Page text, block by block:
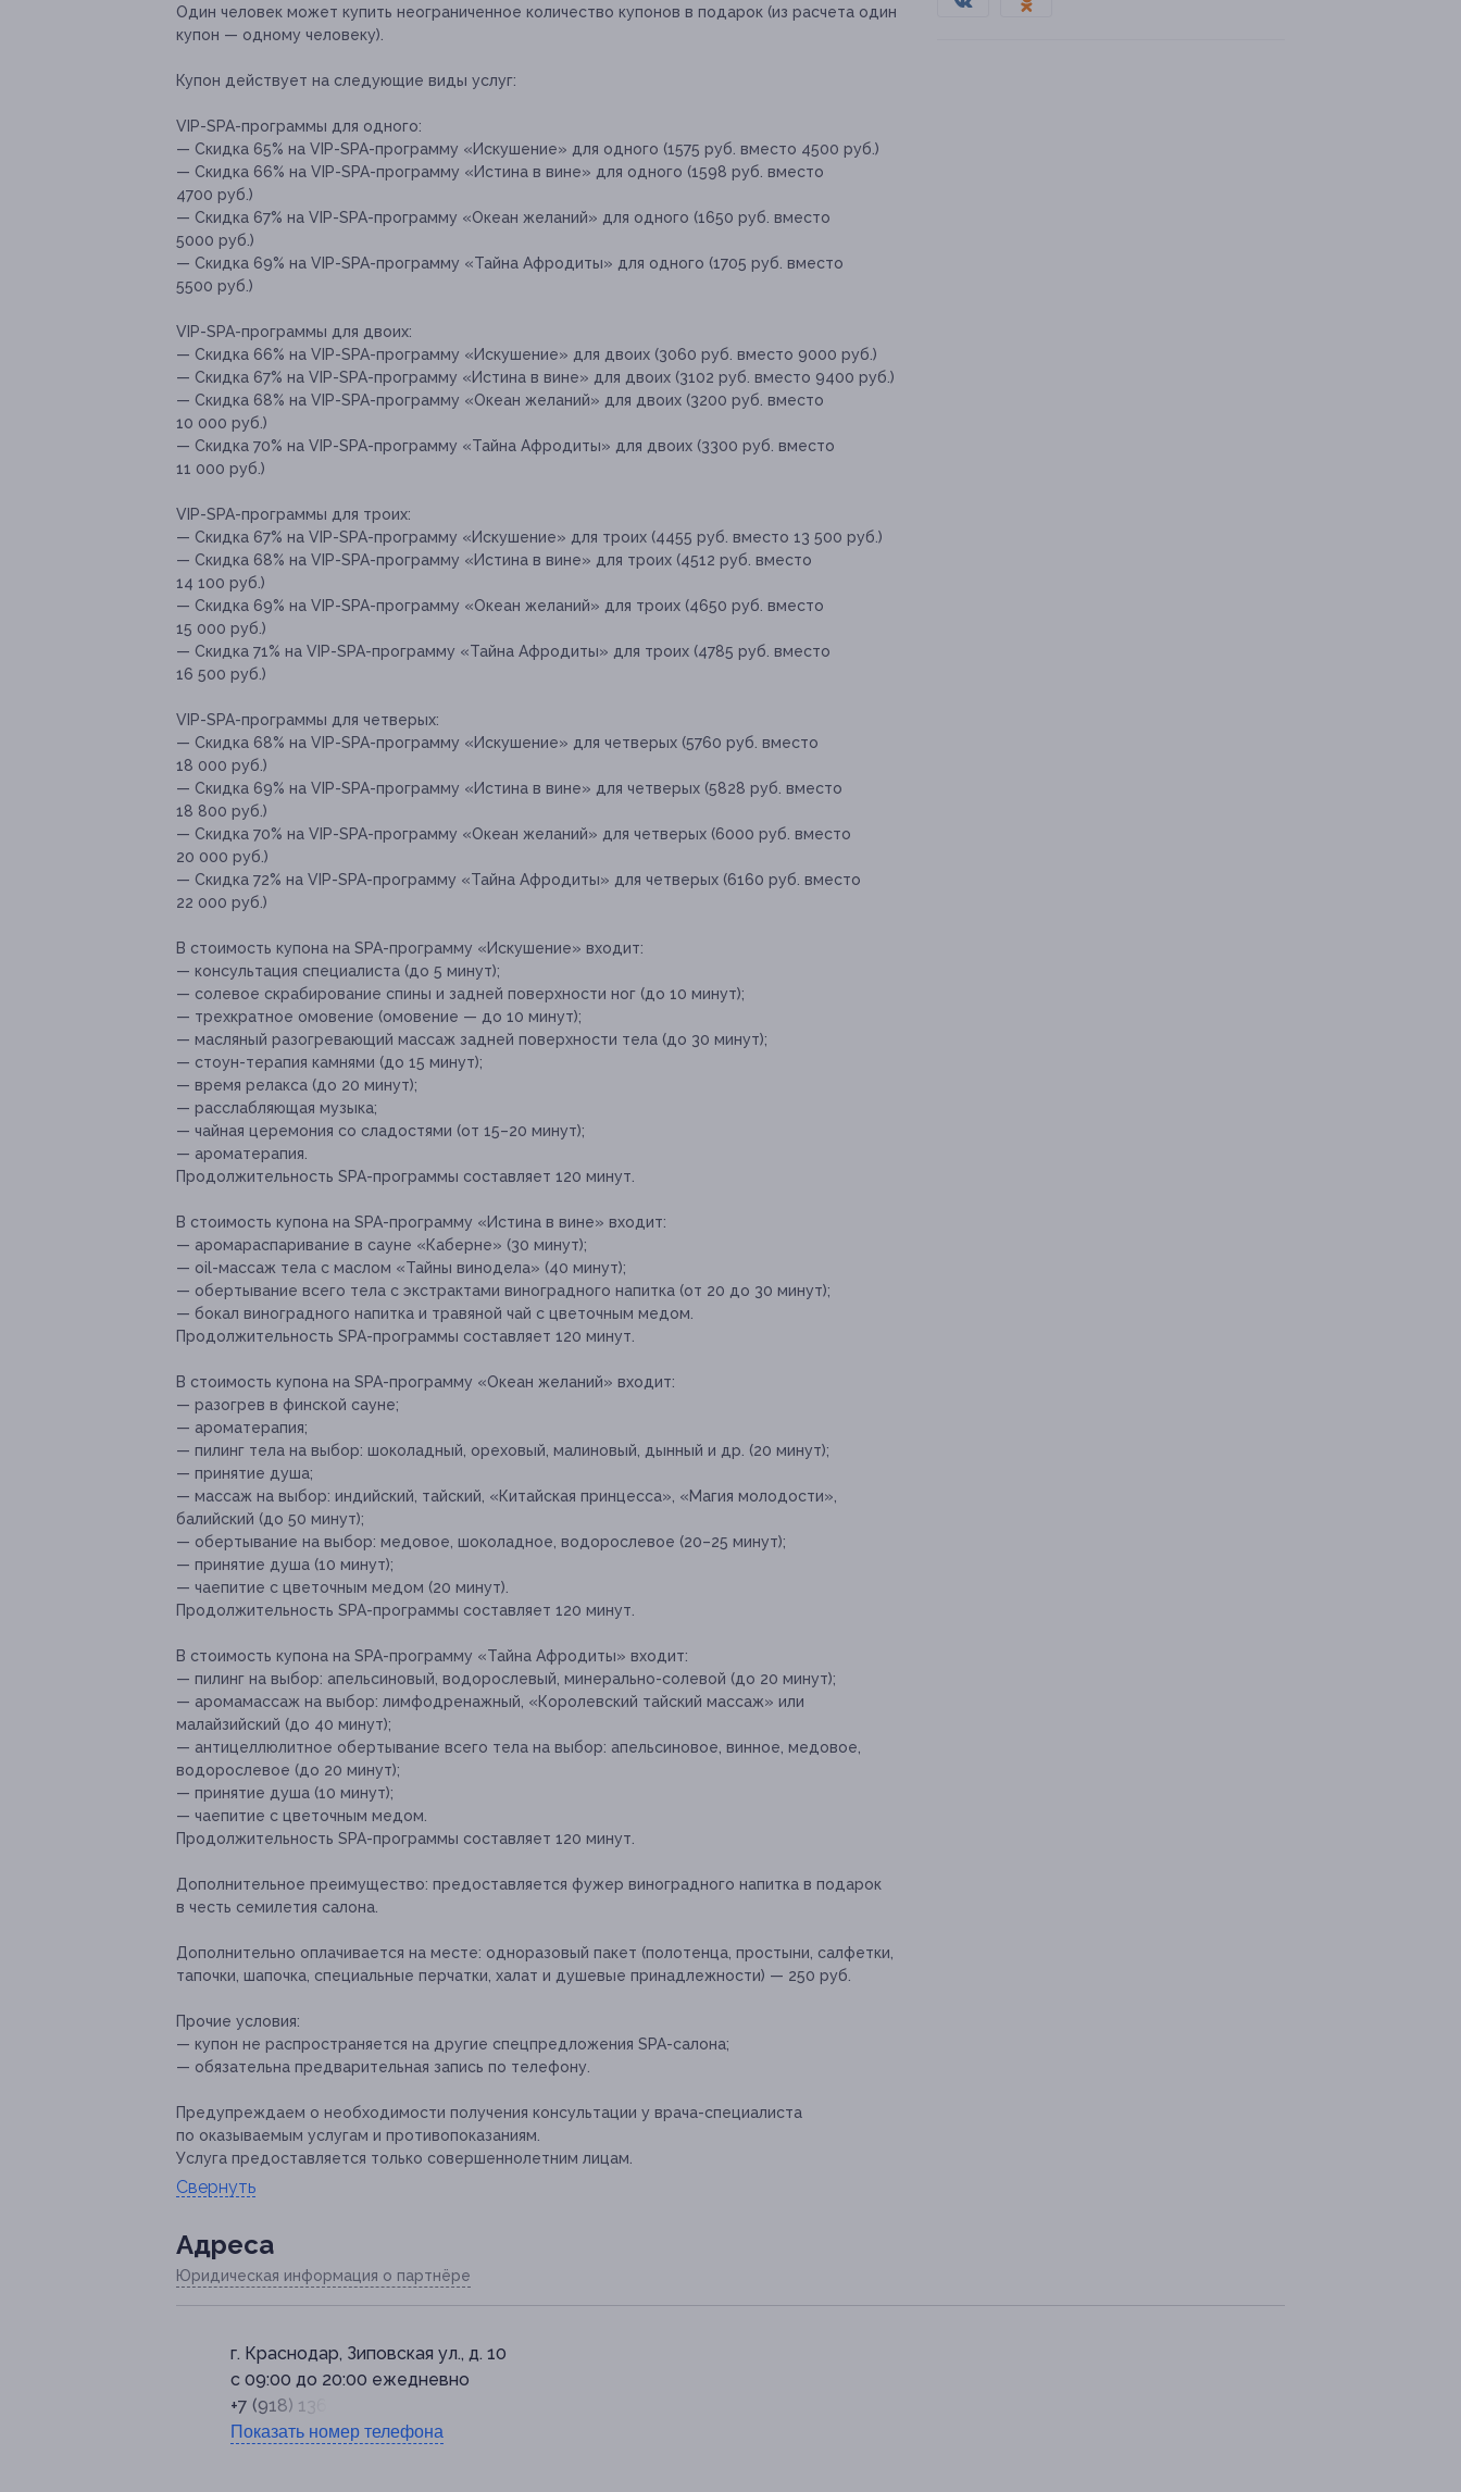
Один человек может купить неограниченное количество купонов в подарок (из расчета один
купон — одному человеку).
Купон действует на следующие виды услуг:
VIP-SPA-программы для одного:
— Скидка 65% на VIP-SPA-программу «Искушение» для одного (1575 руб. вместо 4500 руб.)
— Скидка 66% на VIP-SPA-программу «Истина в вине» для одного (1598 руб. вместо
4700 руб.)
— Скидка 67% на VIP-SPA-программу «Океан желаний» для одного (1650 руб. вместо
5000 руб.)
— Скидка 69% на VIP-SPA-программу «Тайна Афродиты» для одного (1705 руб. вместо
5500 руб.)
VIP-SPA-программы для двоих:
— Скидка 66% на VIP-SPA-программу «Искушение» для двоих (3060 руб. вместо 9000 руб.)
— Скидка 67% на VIP-SPA-программу «Истина в вине» для двоих (3102 руб. вместо 9400 руб.)
— Скидка 68% на VIP-SPA-программу «Океан желаний» для двоих (3200 руб. вместо
10 000 руб.)
— Скидка 70% на VIP-SPA-программу «Тайна Афродиты» для двоих (3300 руб. вместо
11 000 руб.)
VIP-SPA-программы для троих:
— Скидка 67% на VIP-SPA-программу «Искушение» для троих (4455 руб. вместо 13 500 руб.)
— Скидка 68% на VIP-SPA-программу «Истина в вине» для троих (4512 руб. вместо
14 100 руб.)
— Скидка 69% на VIP-SPA-программу «Океан желаний» для троих (4650 руб. вместо
15 000 руб.)
— Скидка 71% на VIP-SPA-программу «Тайна Афродиты» для троих (4785 руб. вместо
16 500 руб.)
VIP-SPA-программы для четверых:
— Скидка 68% на VIP-SPA-программу «Искушение» для четверых (5760 руб. вместо
18 000 руб.)
— Скидка 69% на VIP-SPA-программу «Истина в вине» для четверых (5828 руб. вместо
18 800 руб.)
— Скидка 70% на VIP-SPA-программу «Океан желаний» для четверых (6000 руб. вместо
20 000 руб.)
— Скидка 72% на VIP-SPA-программу «Тайна Афродиты» для четверых (6160 руб. вместо
22 000 руб.)
В стоимость купона на SPA-программу «Искушение» входит:
— консультация специалиста (до 5 минут);
— солевое скрабирование спины и задней поверхности ног (до 10 минут);
— трехкратное омовение (омовение — до 10 минут);
— масляный разогревающий массаж задней поверхности тела (до 30 минут);
— стоун-терапия камнями (до 15 минут);
— время релакса (до 20 минут);
— расслабляющая музыка;
— чайная церемония со сладостями (от 15–20 минут);
— ароматерапия.
Продолжительность SPA-программы составляет 120 минут.
В стоимость купона на SPA-программу «Истина в вине» входит:
— аромараспаривание в сауне «Каберне» (30 минут);
— oil-массаж тела с маслом «Тайны винодела» (40 минут);
— обертывание всего тела с экстрактами виноградного напитка (от 20 до 30 минут);
— бокал виноградного напитка и травяной чай с цветочным медом.
Продолжительность SPA-программы составляет 120 минут.
В стоимость купона на SPA-программу «Океан желаний» входит:
— разогрев в финской сауне;
— ароматерапия;
— пилинг тела на выбор: шоколадный, ореховый, малиновый, дынный и др. (20 минут);
— принятие душа;
— массаж на выбор: индийский, тайский, «Китайская принцесса», «Магия молодости»,
балийский (до 50 минут);
— обертывание на выбор: медовое, шоколадное, водорослевое (20–25 минут);
— принятие душа (10 минут);
— чаепитие с цветочным медом (20 минут).
Продолжительность SPA-программы составляет 120 минут.
В стоимость купона на SPA-программу «Тайна Афродиты» входит:
— пилинг на выбор: апельсиновый, водорослевый, минерально-солевой (до 20 минут);
— аромамассаж на выбор: лимфодренажный, «Королевский тайский массаж» или
малайзийский (до 40 минут);
— антицеллюлитное обертывание всего тела на выбор: апельсиновое, винное, медовое,
водорослевое (до 20 минут);
— принятие душа (10 минут);
— чаепитие с цветочным медом.
Продолжительность SPA-программы составляет 120 минут.
Дополнительное преимущество: предоставляется фужер виноградного напитка в подарок
в честь семилетия салона.
Дополнительно оплачивается на месте: одноразовый пакет (полотенца, простыни, салфетки,
тапочки, шапочка, специальные перчатки, халат и душевые принадлежности) — 250 руб.
Прочие условия:
— купон не распространяется на другие спецпредложения SPA-салона;
— обязательна предварительная запись по телефону.
Предупреждаем о необходимости получения консультации у врача-специалиста
по оказываемым услугам и противопоказаниям.
Услуга предоставляется только совершеннолетним лицам.
Свернуть
Адресa
Юридическая информация о партнёре
г. Краснодар, Зиповская ул., д. 10
с 09:00 до 20:00 ежедневно
+7 (918) 136-57-57
Показать номер телефона